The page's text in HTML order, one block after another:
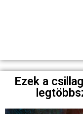
Ezek a